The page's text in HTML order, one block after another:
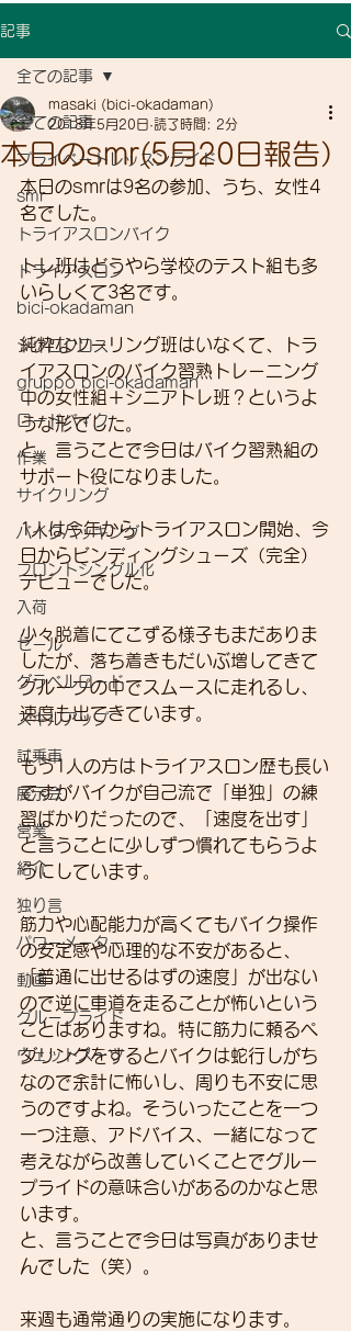
記事
全ての記事
プライベートレッスンライド
smr
トライアスロンバイク
トライアスロン
bici-okadaman
シクロクロス
gruppo bici-okadaman
ロードバイク
作業
サイクリング
バイクパッキング
フロントシングル化
入荷
セール
グラベルロード
スキルアップ
試乗車
展示会
営業
紹介
独り言
パワーメーター
動画
グループライド
ウェットスーツ
全ての記事
本日のsmr(5月20日報告）
masaki (bici-okadaman)
2018年5月20日 読了時間: 2分
本日のsmrは9名の参加、うち、女性4
名でした。
トレ班はどうやら学校のテスト組も多
いらしくて3名です。
純粋なツーリング班はいなくて、トラ
イアスロンのバイク習熟トレーニング
中の女性組＋シニアトレ班？というよ
うな形でした。
と、言うことで今日はバイク習熟組の
サポート役になりました。
1人は今年からトライアスロン開始、今
日からビンディングシューズ（完全）
デビューでした。
少々脱着にてこずる様子もまだありま
したが、落ち着きもだいぶ増してきて
グループの中でスムースに走れるし、
速度も出てきています。
もう1人の方はトライアスロン歴も長い
ですがバイクが自己流で「単独」の練
習ばかりだったので、「速度を出す」
と言うことに少しずつ慣れてもらうよ
うにしています。
筋力や心配能力が高くてもバイク操作
の安定感や心理的な不安があると、
「普通に出せるはずの速度」が出ない
ので逆に車道を走ることが怖いという
ことはありますね。特に筋力に頼るペ
ダリングをするとバイクは蛇行しがち
なので余計に怖いし、周りも不安に思
うのですよね。そういったことを一つ
一つ注意、アドバイス、一緒になって
考えながら改善していくことでグルー
プライドの意味合いがあるのかなと思
います。
と、言うことで今日は写真がありませ
んでした（笑）。
来週も通常通りの実施になります。